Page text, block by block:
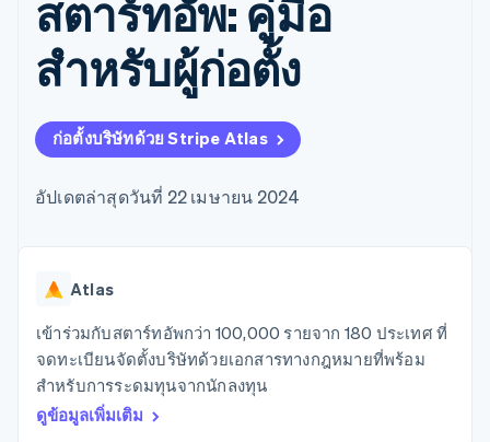
เขียนโค้ด
Checkout
UI การชำระ
เงินสำเร็จรูป
Elements
องค์ประกอบ UI
วิธีการชำระ
เงิน
มากกว่า 125
Authorization
ยกระดับการ
ชำระเงิน
Link
รวดเร็วขึ้น
ใช้งาน
การชำระเงิน
ตามรอบบิล
การจัดการ
การชำระเงิน
ตามรอบบิล
Invoicing
ตามแบบแผน
ล่วงหน้า
Tax
ขายและ VAT
ทำบัญชี
Sigma
รายงานที่
ออกแบบเอง
Data
การค้าแบบใช้เอเจนต์
อีคอมเมิร์ซ
บริการทางการเงินที่ผสาน
รวมในตัว
การทำงานอัตโนมัติด้าน
การเงิน
ธุรกิจทั่วโลก
การชำระเงินในแอป
มาร์เก็ตเพลส
การจัดการเงิน
แพลตฟอร์ม
บริษัท AI
แวดวงครีเอเตอร์
เกม
การบริการ การเดินทาง
รับการชำระเงินออนไลน์
ติดตั้งใช้งานการชำระเงิน
สำเร็จรูป
สร้างแพลตฟอร์มหรือ
มาร์เก็ตเพลส
จัดการการชำระเงินตาม
รอบบิล
เสนอการเรียกเก็บเงินตาม
การใช้งาน
แหล่งข้อมูล
การเชื่อมต่อการทำงาน
รับการสนับสนุน
แพ็กเกจการสนับสนุนที่ได้
รับการจัดการ
บริการเฉพาะทาง
การติดต่อ
สตาร์ทอัพ: คู่มือ
สำหรับผู้ก่อตั้ง
ก่อตั้งบริษัทด้วย Stripe Atlas
อัปเดตล่าสุดวันที่ 22 เมษายน 2024
Atlas
เข้าร่วมกับสตาร์ทอัพกว่า 100,000 รายจาก 180 ประเทศ ที่
จดทะเบียนจัดตั้งบริษัทด้วยเอกสารทางกฎหมายที่พร้อม
สำหรับการระดมทุนจากนักลงทุน
ดูข้อมูลเพิ่มเติม